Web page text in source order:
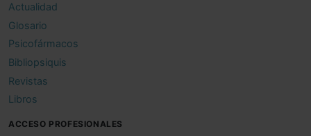
Actualidad
Glosario
Psicofármacos
Bibliopsiquis
Revistas
Libros
ACCESO PROFESIONALES